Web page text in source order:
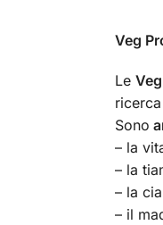
Veg
Le
Sono
– la
– la
– la
– il